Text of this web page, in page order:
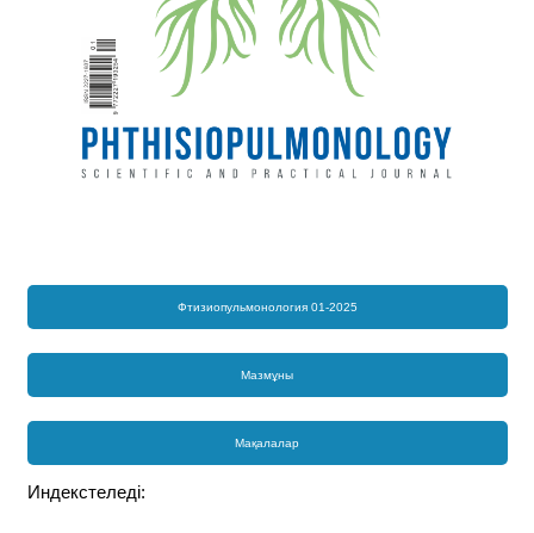
Фтизиопульмонология 01-2025
Мазмұны
Мақалалар
Индекстеледі: